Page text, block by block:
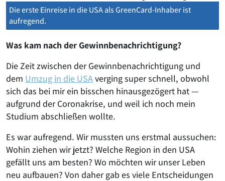
Die erste Einreise in die USA als GreenCard-Inhaber ist
aufregend.
Was kam nach der Gewinnbenachrichtigung?
Die Zeit zwischen der Gewinnbenachrichtigung und
dem Umzug in die USAverging super schnell, obwohl
sich das bei mir ein bisschen hinausgezögert hat —
aufgrund der Coronakrise, und weil ich noch mein
Studium abschließen wollte.
Es war aufregend. Wir mussten uns erstmal aussuchen:
Wohin ziehen wir jetzt? Welche Region in den USA
gefällt uns am besten? Wo möchten wir unser Leben
neu aufbauen? Von daher gab es viele Entscheidungen